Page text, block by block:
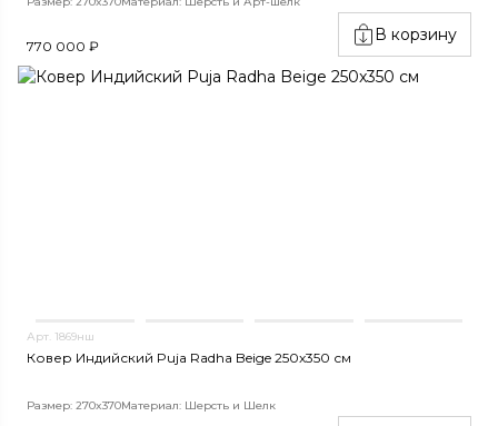
770 000 ₽
В корзину
Арт. 1869нш
Ковер Индийский Puja Radha Beige 250x350 см
Размер: 270x370Материал: Шерсть и Шелк